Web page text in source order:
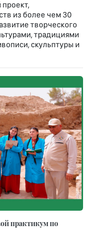
из более чем 30
творческого
традициями
скульптуры и
практикум по